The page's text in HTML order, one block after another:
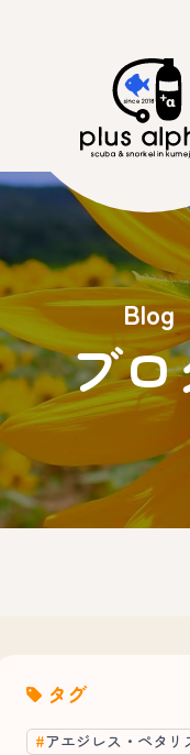
Blog
ブ
タグ
アエジレス・ペタリ